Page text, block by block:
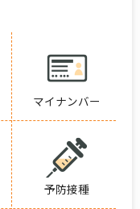
マイナンバー
予防接種